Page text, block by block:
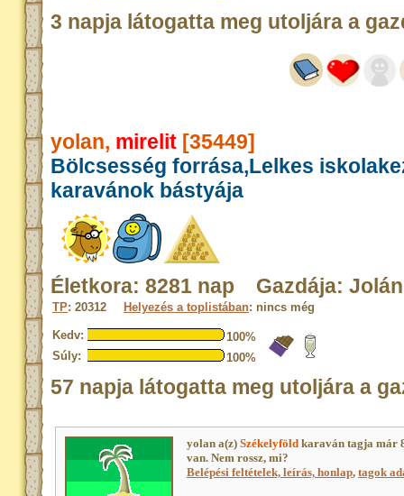
3 napja látogatta meg utoljára a
yolan, mirelit [35449]
Bölcsesség forrása,Lelkes
karavánok bástyája
Életkora: 8281 nap Gazdája: Jolán
TP: 20312 Helyezés a toplistában: nincs még
Kedv:
100%
Súly:
100%
57 napja látogatta meg utoljára a
yolan a(z) Székelyföld karaván tagja már
van. Nem rossz, mi?
Belépési feltételek, leírás, honlap, tagok